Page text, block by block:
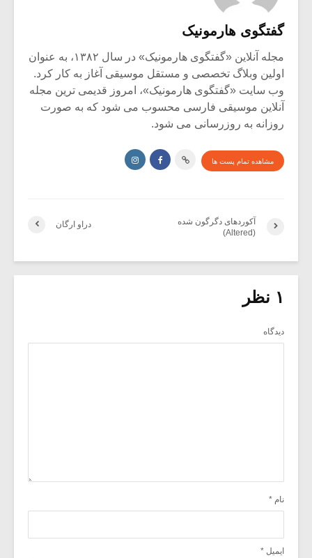
گفتگوی هارمونیک
مجله آنلاین «گفتگوی هارمونیک» در سال ۱۳۸۲، به عنوان
اولین وبلاگ تخصصی و مستقل موسیقی آغاز به کار کرد.
وب سایت «گفتگوی هارمونیک»، امروز قدیمی ترین مجله
آنلاین موسیقی فارسی محسوب می شود که به صورت
روزانه به روزرسانی می شود.
مشاهده تمام پست ها
دراو ارگان
آکوردهای دگرگون شده
(Altered)
۱ نظر
دیدگاه
نام *
ایمیل *